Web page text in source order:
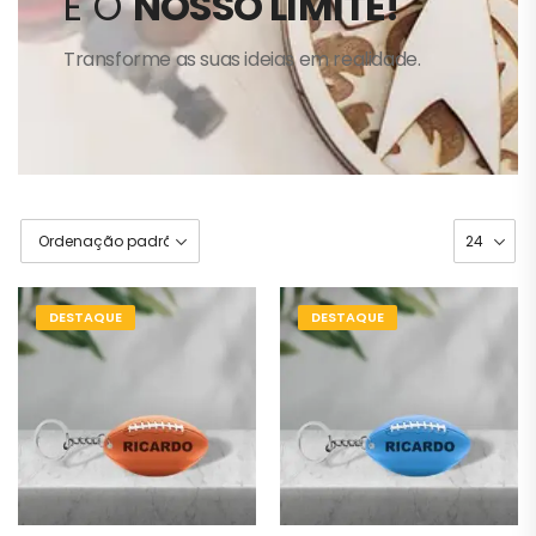
Transforme as suas ideias em realidade.
DESTAQUE DESTAQUE